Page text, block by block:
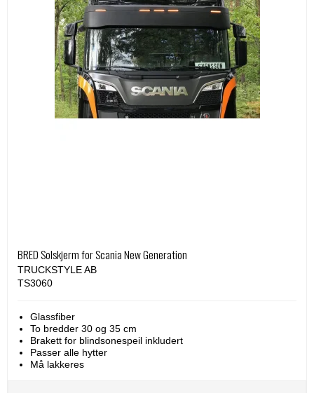
BRED Solskjerm for Scania New Generation
TRUCKSTYLE AB
TS3060
Glassfiber
To bredder 30 og 35 cm
Brakett for blindsonespeil inkludert
Passer alle hytter
Må lakkeres